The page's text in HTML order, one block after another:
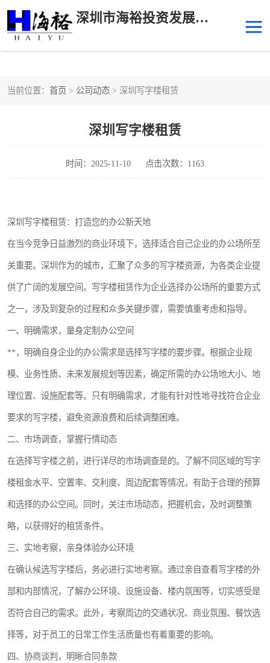
深圳市海裕投资发展有限公司
当前位置： 首页 > 公司动态 > 深圳写字楼租赁
深圳写字楼租赁
时间：2025-11-10 点击次数：1163
深圳写字楼租赁：打造您的办公新天地
在当今竞争日益激烈的商业环境下，选择适合自己企业的办公场所至
关重要。深圳作为的城市，汇聚了众多的写字楼资源，为各类企业提
供了广阔的发展空间。写字楼租赁作为企业选择办公场所的重要方式
之一，涉及到复杂的过程和众多关键步骤，需要慎重考虑和指导。
一、明确需求，量身定制办公空间
**，明确自身企业的办公需求是选择写字楼的要步骤。根据企业规
模、业务性质、未来发展规划等因素，确定所需的办公场地大小、地
理位置、设施配套等。只有明确需求，才能有针对性地寻找符合企业
要求的写字楼，避免资源浪费和后续调整困难。
二、市场调查，掌握行情动态
在选择写字楼之前，进行详尽的市场调查是的。了解不同区域的写字
楼租金水平、空置率、交利度、周边配套等情况，有助于合理的预算
和选择的办公空间。同时，关注市场动态，把握机会，及时调整策
略，以获得好的租赁条件。
三、实地考察，亲身体验办公环境
在确认候选写字楼后，务必进行实地考察。通过亲自查看写字楼的外
部和内部情况，了解办公环境、设施设备、楼内氛围等，切实感受是
否符合自己的需求。此外，考察周边的交通状况、商业氛围、餐饮选
择等，对于员工的日常工作生活质量也有着重要的影响。
四、协商谈判，明晰合同条款
南山华侨城
深圳湾科技生态园
深圳宝安 福田车公庙
龙华 罗湖区
宝安区 西乡
福田华强北 南山科技园
南山后海 福田区
中心区 华强北
南山区 西丽
南头
深圳超级总部基地
蛇口 南油
华侨城 南山蛇口
龙岗区 科技园北区